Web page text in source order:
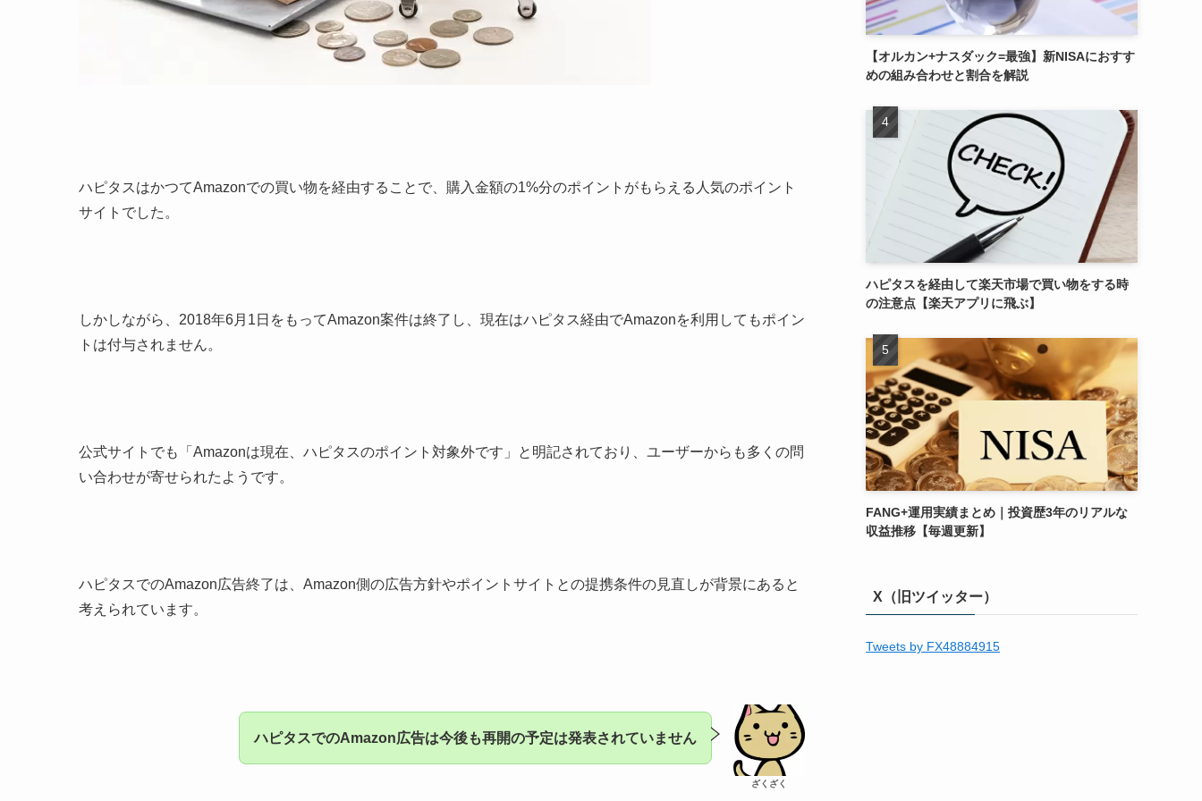
ハピタスはかつてAmazonでの買い物を経由することで、購入金額の1%分のポイントがもらえる人気のポイント
サイトでした。
しかしながら、2018年6月1日をもってAmazon案件は終了し、現在はハピタス経由でAmazonを利用してもポイン
トは付与されません。
公式サイトでも「Amazonは現在、ハピタスのポイント対象外です」と明記されており、ユーザーからも多くの問
い合わせが寄せられたようです。
ハピタスでのAmazon広告終了は、Amazon側の広告方針やポイントサイトとの提携条件の見直しが背景にあると
考えられています。
ざくざく
ハピタスでのAmazon広告は今後も再開の予定は発表されていません
【オルカン+ナスダック=最強】新NISAにおすす
めの組み合わせと割合を解説
ハピタスを経由して楽天市場で買い物をする時
の注意点【楽天アプリに飛ぶ】
FANG+運用実績まとめ｜投資歴3年のリアルな
収益推移【毎週更新】
X（旧ツイッター）
Tweets by FX48884915